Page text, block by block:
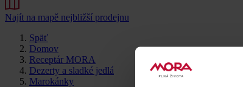
Najít na mapě nejbližší prodejnu
Späť
Domov
Receptár MORA
Dezerty a sladké jedlá
Marokánky